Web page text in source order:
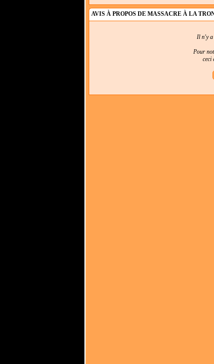
AVIS À PROPOS DE MASSACRE À LA
Il n'y a
Pour
ceci